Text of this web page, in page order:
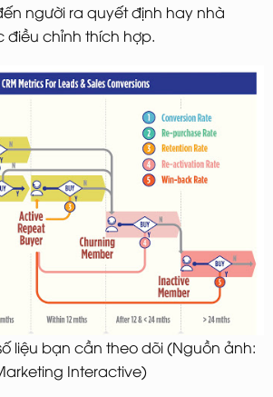
người ra quyết định hay nhà
chỉnh thích hợp.
liệu bạn cần theo dõi (Nguồn ảnh:
Interactive)